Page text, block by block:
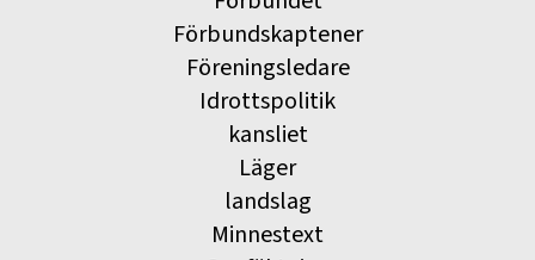
Förbundskaptener
Föreningsledare
Idrottspolitik
kansliet
Läger
landslag
Minnestext